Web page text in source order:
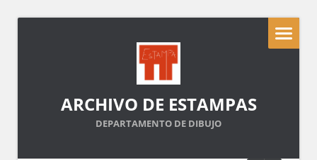
ARCHIVO DE ESTAMPAS
DEPARTAMENTO DE DIBUJO